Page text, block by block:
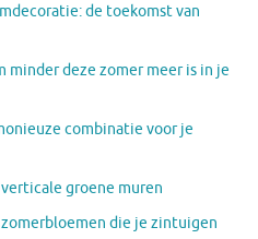
de toekomst van
minder deze zomer meer is in je
combinatie voor je
groene muren
die je zintuigen